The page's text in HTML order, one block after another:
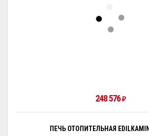
248 576 ₽
ПЕЧЬ ОТОПИТЕЛЬНАЯ EDILKAMIN